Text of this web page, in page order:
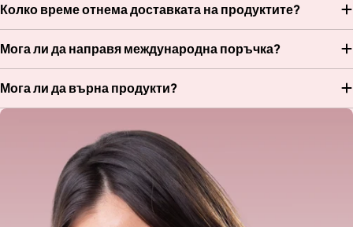
Колко време отнема доставката на продуктите?
Мога ли да направя международна поръчка?
Мога ли да върна продукти?